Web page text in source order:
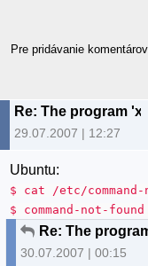
Pre pridávanie
29.07.2007 | 12:27
Ubuntu:
$ cat /etc/command-
$ command-not-found
30.07.2007 | 00:15